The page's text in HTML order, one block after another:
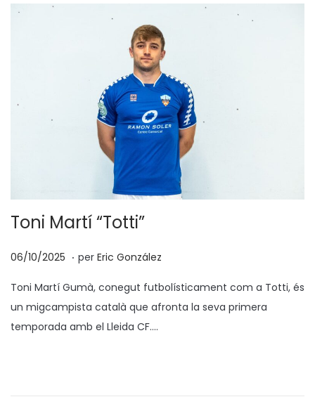
Toni Martí “Totti”
p
s
a
t
06/10/2025 0
/
1
0
. per Eric González
Toni Martí Gumà, conegut futbolísticament com a Totti, és
un migcampista català que afronta la seva primera
temporada amb el Lleida CF….